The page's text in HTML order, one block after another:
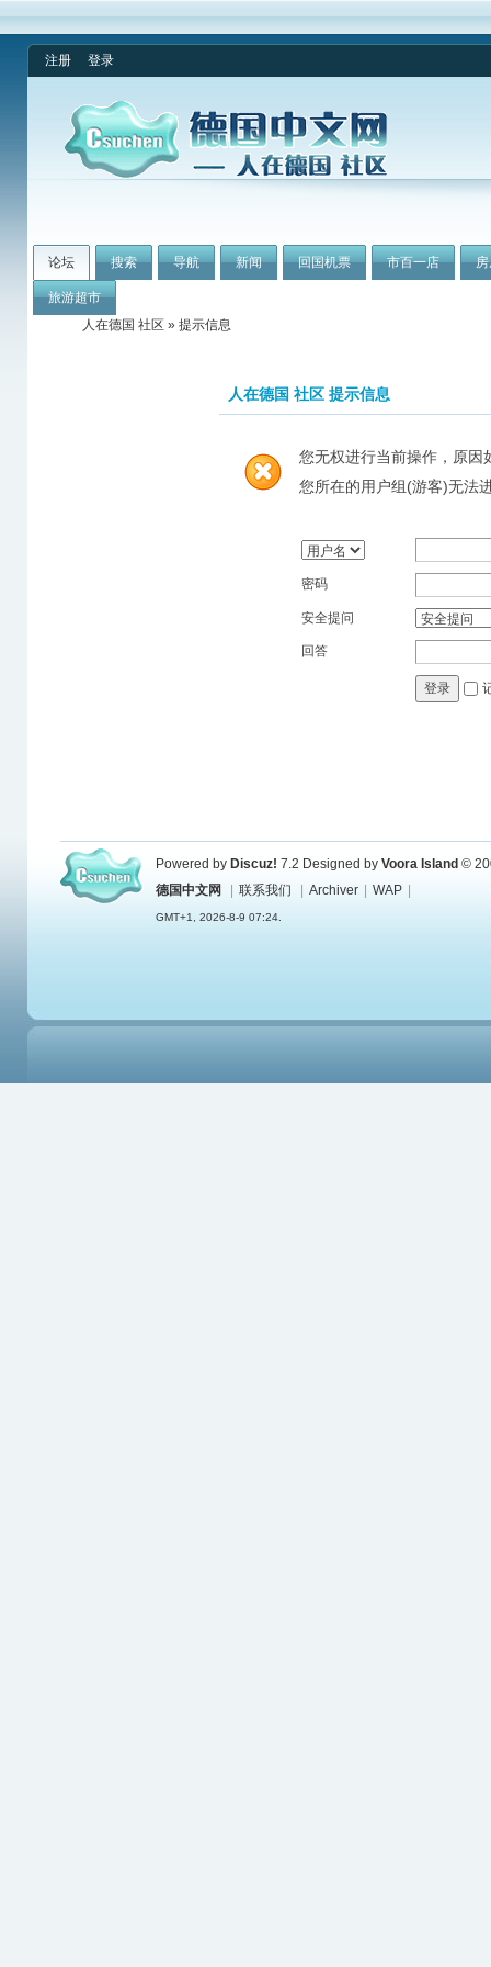
注册 登录
论坛 搜索 导航 新闻 回国机票 市百一店
旅游超市
人在德国 社区 » 提示信息
人在德国 社区 提示信息
您无权进行当前操作，原因
您所在的用户组(游客)无法
密码
安全提问
回答
登录
Powered by Discuz! 7.2 Designed by Voora Island ©
德国中文网
联系我们 Archiver WAP
GMT+1, 2026-8-9 07:24.